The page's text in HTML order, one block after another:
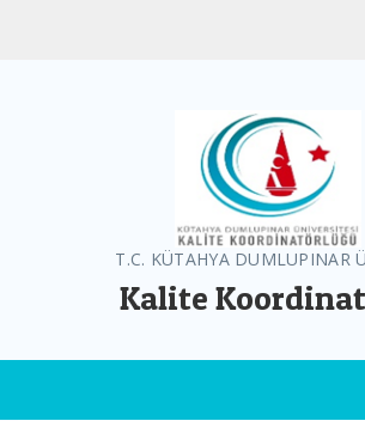
T.C. KÜTAHYA DUMLUPINAR
Kalite